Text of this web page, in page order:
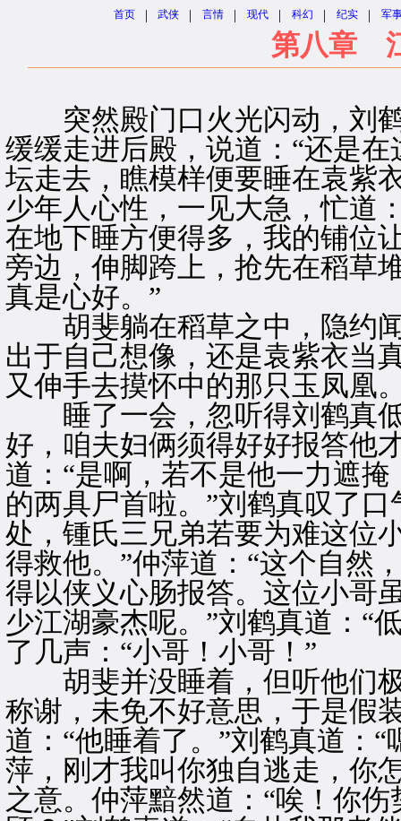
首页 | 武侠 | 言情 | 现代 | 科幻 | 纪实 | 军
第八章
突然殿门口火光闪动，刘鹤
缓缓走进后殿，说道：“还是
坛走去，瞧模样便要睡在袁紫
少年人心性，一见大急，忙道
在地下睡方便得多，我的铺位
旁边，伸脚跨上，抢先在稻草
真是心好。”
胡斐躺在稻草之中，隐约闻
出于自己想像，还是袁紫衣当
又伸手去摸怀中的那只玉凤凰
睡了一会，忽听得刘鹤真低
好，咱夫妇俩须得好好报答他
道：“是啊，若不是他一力遮
的两具尸首啦。”刘鹤真叹了
处，锺氏三兄弟若要为难这位
得救他。”仲萍道：“这个自然
得以侠义心肠报答。这位小哥
少江湖豪杰呢。”刘鹤真道：“
了几声：“小哥！小哥！”
胡斐并没睡着，但听他们极
称谢，未免不好意思，于是假
道：“他睡着了。”刘鹤真道：
萍，刚才我叫你独自逃走，你
之意。仲萍黯然道：“唉！你